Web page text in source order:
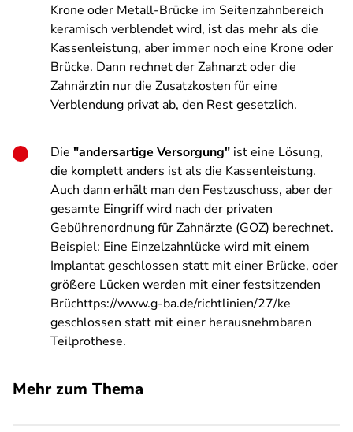
Krone oder Metall-Brücke im Seitenzahnbereich
keramisch verblendet wird, ist das mehr als die
Kassenleistung, aber immer noch eine Krone oder
Brücke. Dann rechnet der Zahnarzt oder die
Zahnärztin nur die Zusatzkosten für eine
Verblendung privat ab, den Rest gesetzlich.
Die "andersartige Versorgung" ist eine Lösung,
die komplett anders ist als die Kassenleistung.
Auch dann erhält man den Festzuschuss, aber der
gesamte Eingriff wird nach der privaten
Gebührenordnung für Zahnärzte (GOZ) berechnet.
Beispiel: Eine Einzelzahnlücke wird mit einem
Implantat geschlossen statt mit einer Brücke, oder
größere Lücken werden mit einer festsitzenden
Brüchttps://www.g-ba.de/richtlinien/27/ke
geschlossen statt mit einer herausnehmbaren
Teilprothese.
Mehr zum Thema